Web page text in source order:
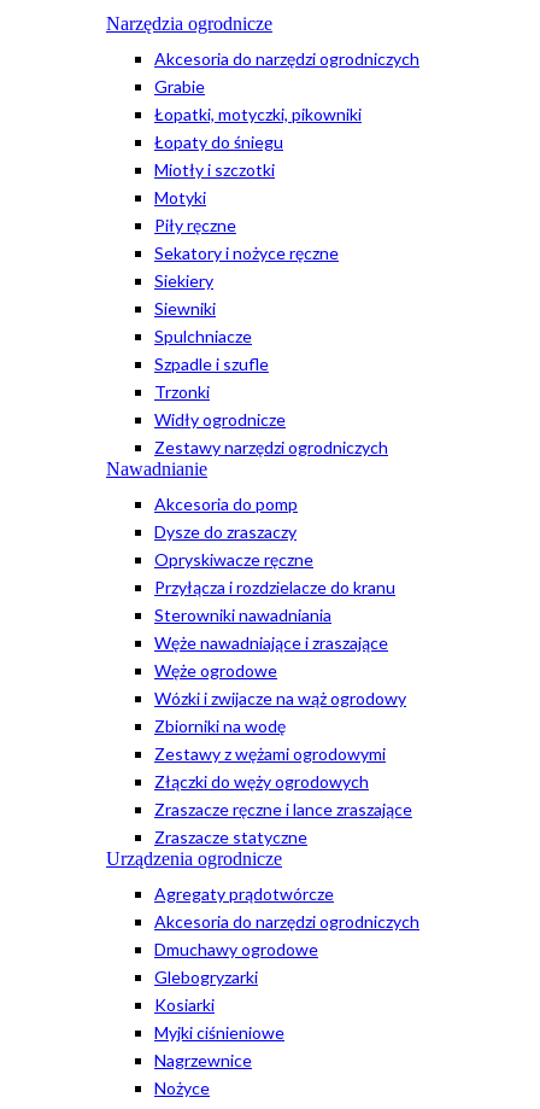
Narzędzia ogrodnicze
Akcesoria do narzędzi ogrodniczych
Grabie
Łopatki, motyczki, pikowniki
Łopaty do śniegu
Miotły i szczotki
Motyki
Piły ręczne
Sekatory i nożyce ręczne
Siekiery
Siewniki
Spulchniacze
Szpadle i szufle
Trzonki
Widły ogrodnicze
Zestawy narzędzi ogrodniczych
Nawadnianie
Akcesoria do pomp
Dysze do zraszaczy
Opryskiwacze ręczne
Przyłącza i rozdzielacze do kranu
Sterowniki nawadniania
Węże nawadniające i zraszające
Węże ogrodowe
Wózki i zwijacze na wąż ogrodowy
Zbiorniki na wodę
Zestawy z wężami ogrodowymi
Złączki do węży ogrodowych
Zraszacze ręczne i lance zraszające
Zraszacze statyczne
Urządzenia ogrodnicze
Agregaty prądotwórcze
Akcesoria do narzędzi ogrodniczych
Dmuchawy ogrodowe
Glebogryzarki
Kosiarki
Myjki ciśnieniowe
Nagrzewnice
Nożyce